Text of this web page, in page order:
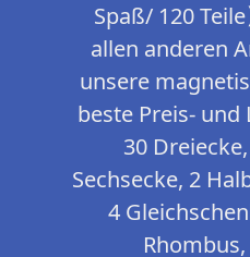
Spaß/ 120
allen anderen
unsere
beste Preis-
30
Sechsecke, 2
4